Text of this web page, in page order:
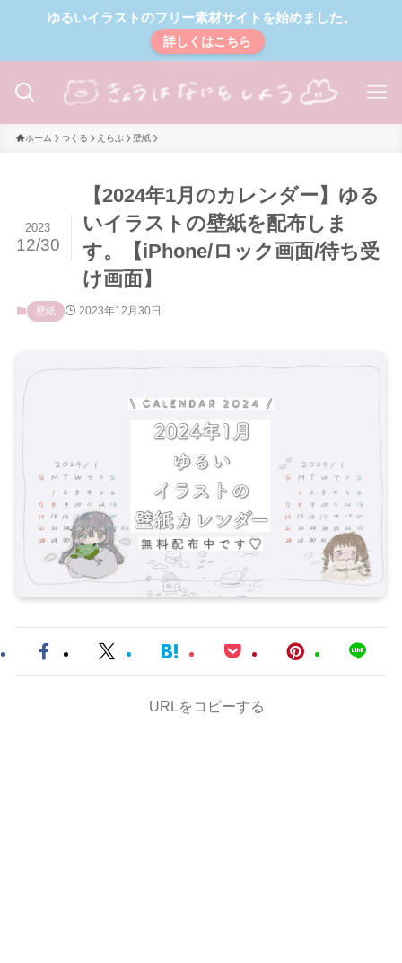
ゆるいイラストのフリー素材サイトを始めました。
詳しくはこちら
ホーム つくる えらぶ 壁紙
【2024年1月のカレンダー】ゆる
いイラストの壁紙を配布しま
す。【iPhone/ロック画面/待ち受
け画面】
2023
12/30
壁紙 2023年12月30日
URLをコピーする